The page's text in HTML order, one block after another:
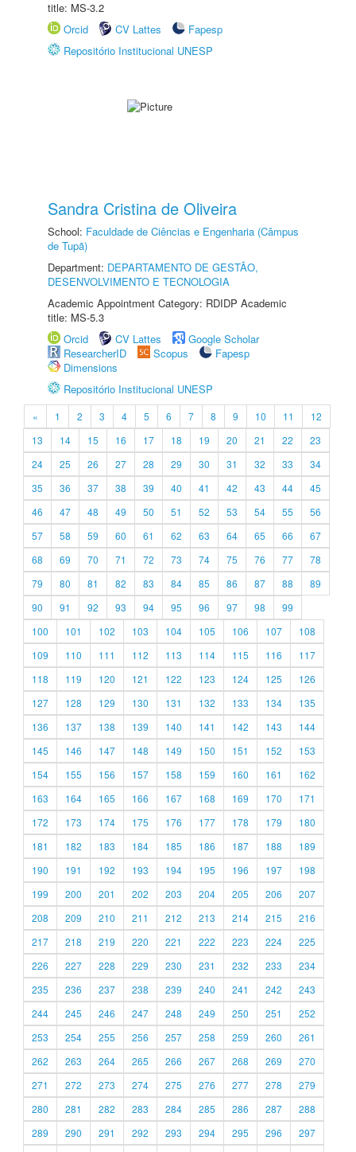
title: MS-3.2
Orcid
CV Lattes
Fapesp
Repositório Institucional UNESP
Sandra Cristina de Oliveira
School: Faculdade de Ciências e Engenharia (Câmpus
de Tupã)
Department: DEPARTAMENTO DE GESTÃO,
DESENVOLVIMENTO E TECNOLOGIA
Academic Appointment Category: RDIDP Academic
title: MS-5.3
Orcid
CV Lattes
Google Scholar
ResearcherID
Scopus
Fapesp
Dimensions
Repositório Institucional UNESP
« 1 2 3 4 5 6 7 8 9 10 11
12
13
14 15 16 17 18 19 20 21 22
23
24
25 26 27 28 29 30 31 32 33
34
35
36 37 38 39 40 41 42 43 44
45
46
47 48 49 50 51 52 53 54 55
56
57
58 59 60 61 62 63 64 65 66
67
68
69 70 71 72 73 74 75 76 77
78
79
80 81 82 83 84 85 86 87 88
89
90
91 92 93 94 95 96 97 98
99
100
101 102 103 104 105 106 107
108
109
110 111 112 113 114 115 116
117
118
119 120 121 122 123 124 125
126
127
128 129 130 131 132 133 134
135
136
137 138 139 140 141 142 143
144
145
146 147 148 149 150 151 152
153
154
155 156 157 158 159 160 161
162
163
164 165 166 167 168 169 170
171
172
173 174 175 176 177 178 179
180
181
182 183 184 185 186 187 188
189
190
191 192 193 194 195 196 197
198
199
200 201 202 203 204 205 206
207
208
209 210 211 212 213 214 215
216
217
218 219 220 221 222 223 224
225
226
227 228 229 230 231 232 233
234
235
236 237 238 239 240 241 242
243
244
245 246 247 248 249 250 251
252
253
254 255 256 257 258 259 260
261
262
263 264 265 266 267 268 269
270
271
272 273 274 275 276 277 278
279
280
281 282 283 284 285 286 287
288
289
290 291 292 293 294 295 296
297